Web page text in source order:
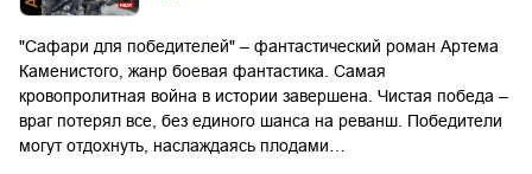
"Сафари для победителей" – фантастический роман Артема
Каменистого, жанр боевая фантастика. Самая
кровопролитная война в истории завершена. Чистая победа –
враг потерял все, без единого шанса на реванш. Победители
могут отдохнуть, наслаждаясь плодами…